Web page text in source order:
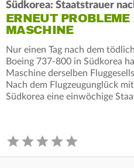
Südkorea: Staatstrauer
ERNEUT
MASCHINE
Nur einen Tag nach dem
Boeing 737-800 in Südkorea
Maschine derselben
Nach dem Flugzeugunglück
Südkorea eine einwöchige